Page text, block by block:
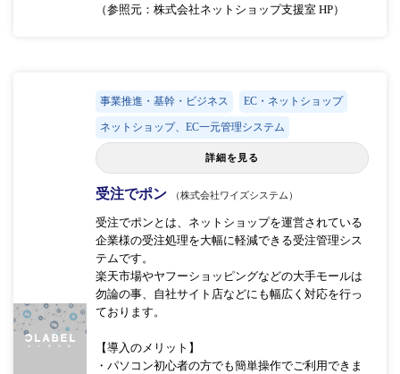
（参照元：株式会社ネットショップ支援室 HP）
事業推進・基幹・ビジネス EC・ネットショップ
ネットショップ、EC一元管理システム
詳細を見る
受注でポン （株式会社ワイズシステム）
受注でポンとは、ネットショップを運営されている
企業様の受注処理を大幅に軽減できる受注管理シス
テムです。
楽天市場やヤフーショッピングなどの大手モールは
勿論の事、自社サイト店などにも幅広く対応を行っ
ております。
【導入のメリット】
・パソコン初心者の方でも簡単操作でご利用できま